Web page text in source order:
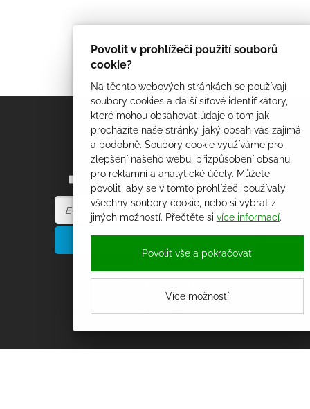
Povolit v prohlížeči použití souborů
cookie?
Na těchto webových stránkách se používají
soubory cookies a další síťové identifikátory,
které mohou obsahovat údaje o tom jak
procházíte naše stránky, jaký obsah vás zajímá
a podobně. Soubory cookie využíváme pro
zlepšení našeho webu, přizpůsobení obsahu,
pro reklamní a analytické účely. Můžete
povolit, aby se v tomto prohlížeči používaly
všechny soubory cookie, nebo si vybrat z
jiných možností. Přečtěte si více informací.
Povolit vše a pokračovat
Více možností
Odebírejte náš newsletter
Souhlasím se zpracováním osobních údajů
Sledujte nás